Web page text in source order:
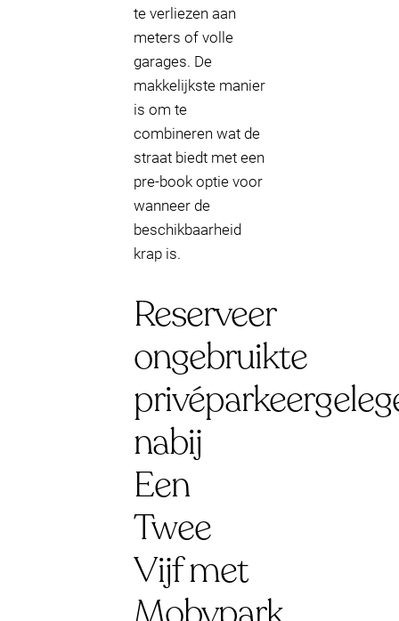
te verliezen aan
meters of volle
garages. De
makkelijkste manier
is om te
combineren wat de
straat biedt met een
pre-book optie voor
wanneer de
beschikbaarheid
krap is.
Reserveer
ongebruikte
nabij
Een
Twee
Vijf met